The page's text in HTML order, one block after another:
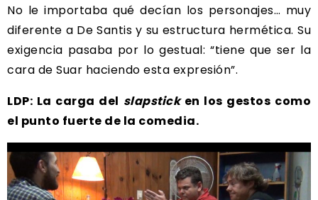
No le importaba qué decían los personajes… muy
diferente a De Santis y su estructura hermética. Su
exigencia pasaba por lo gestual: “tiene que ser la
cara de Suar haciendo esta expresión”.
LDP: La carga del slapsticken los gestos como
el punto fuerte de la comedia.